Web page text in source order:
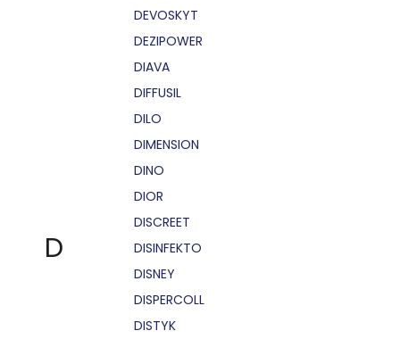
D
DEVOSKYT
DEZIPOWER
DIAVA
DIFFUSIL
DILO
DIMENSION
DINO
DIOR
DISCREET
DISINFEKTO
DISNEY
DISPERCOLL
DISTYK